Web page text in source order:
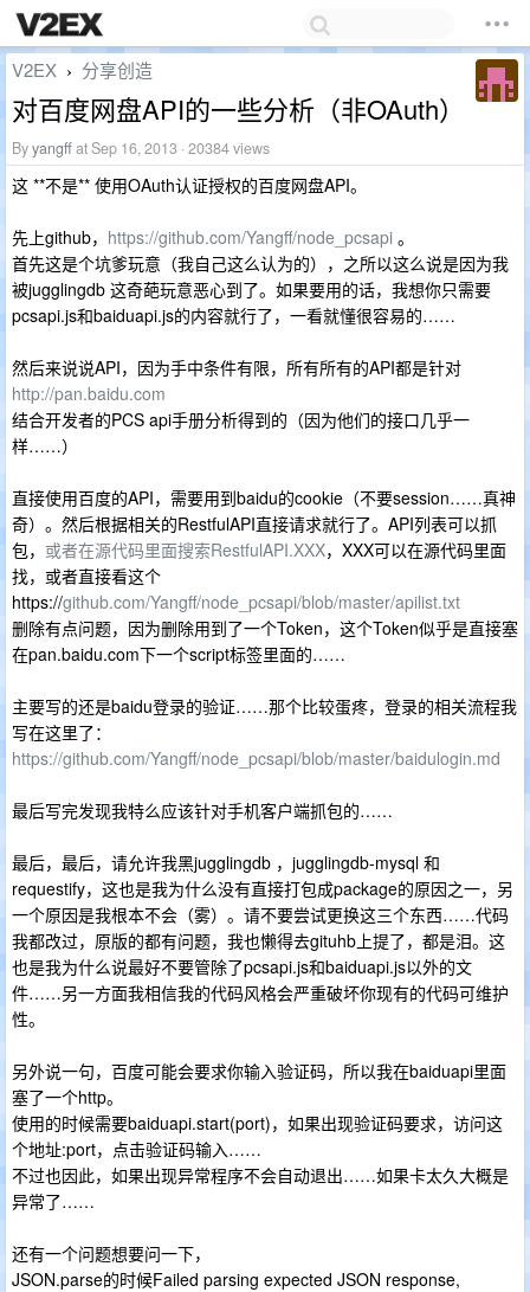
V2EX › 分享创造
对百度网盘API的一些分析（非OAuth）
Byyangffat Sep 16, 2013 · 20384 views
这 **不是** 使用OAuth认证授权的百度网盘API。
先上github， https://github.com/Yangff/node_pcsapi 。
首先这是个坑爹玩意（我自己这么认为的），之所以这么说是因为我
被jugglingdb 这奇葩玩意恶心到了。如果要用的话，我想你只需要
pcsapi.js和baiduapi.js的内容就行了，一看就懂很容易的……
然后来说说API，因为手中条件有限，所有所有的API都是针对
http://pan.baidu.com
结合开发者的PCS api手册分析得到的（因为他们的接口几乎一
样……）
直接使用百度的API，需要用到baidu的cookie（不要session……真神
奇）。然后根据相关的RestfulAPI直接请求就行了。API列表可以抓
包， 或者在源代码里面搜索RestfulAPI.XXX，XXX可以在源代码里面
找，或者直接看这个
https://github.com/Yangff/node_pcsapi/blob/master/apilist.txt
删除有点问题，因为删除用到了一个Token，这个Token似乎是直接塞
在pan.baidu.com下一个script标签里面的……
主要写的还是baidu登录的验证……那个比较蛋疼，登录的相关流程我
写在这里了：
https://github.com/Yangff/node_pcsapi/blob/master/baidulogin.md
最后写完发现我特么应该针对手机客户端抓包的……
最后，最后，请允许我黑jugglingdb ，jugglingdb-mysql 和
requestify，这也是我为什么没有直接打包成package的原因之一，另
一个原因是我根本不会（雾）。请不要尝试更换这三个东西……代码
我都改过，原版的都有问题，我也懒得去gituhb上提了，都是泪。这
也是我为什么说最好不要管除了pcsapi.js和baiduapi.js以外的文
件……另一方面我相信我的代码风格会严重破坏你现有的代码可维护
性。
另外说一句，百度可能会要求你输入验证码，所以我在baiduapi里面
塞了一个http。
使用的时候需要baiduapi.start(port)，如果出现验证码要求，访问这
个地址:port，点击验证码输入……
不过也因此，如果出现异常程序不会自动退出……如果卡太久大概是
异常了……
还有一个问题想要问一下，
JSON.parse的时候Failed parsing expected JSON response,